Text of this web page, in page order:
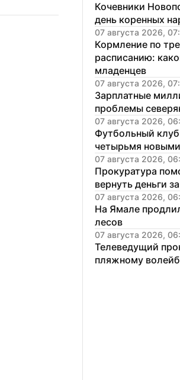
Кочевники
день коренных
07 августа 2026,
Кормление по
расписанию:
младенцев
07 августа 2026,
Зарплатные
проблемы
07 августа 2026,
Футбольный
четырьмя
07 августа 2026,
Прокуратура
вернуть деньги
07 августа 2026,
На Ямале
лесов
07 августа 2026,
Телеведущий
пляжному